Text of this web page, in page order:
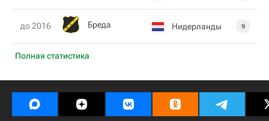
Полная статистика
до 2016 Бреда Нидерланды 9